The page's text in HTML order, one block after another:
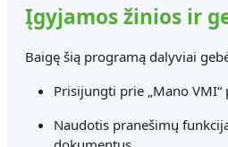
Įgyjamos žinios ir
Baigę šią programą dalyviai
Prisijungti prie „Mano VMI“
Naudotis pranešimų